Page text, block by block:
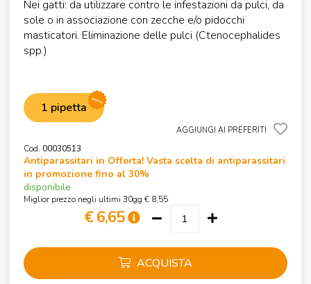
Nei gatti: da utilizzare contro le infestazioni da pulci, da
sole o in associazione con zecche e/o pidocchi
masticatori. Eliminazione delle pulci (Ctenocephalides
spp.)
1 pipetta promo
AGGIUNGI AI PREFERITI
Cod. 00030513
Antiparassitari in Offerta! Vasta scelta di antiparassitari
in promozione fino al 30%
disponibile
Miglior prezzo negli ultimi 30gg € 8,55
€ 6,65
ACQUISTA